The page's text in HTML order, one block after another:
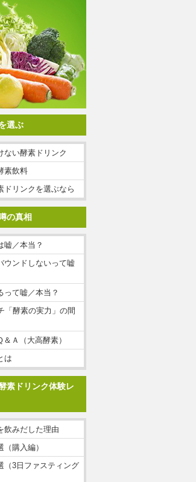
選ぶ
ない酵素ドリンク
素飲料
ドリンクを選ぶなら
の真相
嘘／本当？
ウンドしないって嘘
って嘘／本当？
「酵素の実力」の間
Ａ（大高酵素）
は
素ドリンク体験レ
飲みだした理由
購入編）
（3日ファスティング